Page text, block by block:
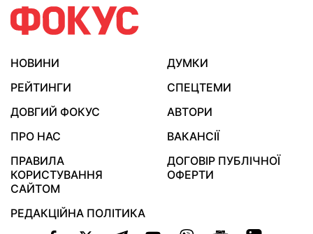
НОВИНИ
ДУМКИ
РЕЙТИНГИ
СПЕЦТЕМИ
ДОВГИЙ ФОКУС
АВТОРИ
ПРО НАС
ВАКАНСІЇ
ПРАВИЛА
КОРИСТУВАННЯ
САЙТОМ
ДОГОВІР ПУБЛІЧНОЇ
ОФЕРТИ
РЕДАКЦІЙНА ПОЛІТИКА